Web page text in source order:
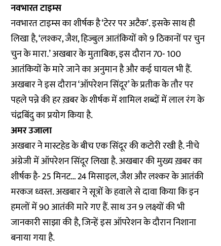
नवभारत टाइम्स
नवभारत टाइम्स का शीर्षक है ‘टेरर पर अटैक’. इसके साथ ही
लिखा है, ‘लश्कर, जैश, हिज्बुल आतंकियों को 9 ठिकानों पर चुन
चुन के मारा.’ अखबार के मुताबिक, इस दौरान 70- 100
आतंकियों के मारे जाने का अनुमान है और कई घायल भी हैं.
अखबार ने इस दौरान ‘ऑपरेशन सिंदूर’ के प्रतीक के तौर पर
पहले पन्ने की हर ख़बर के शीर्षक में शामिल शब्दों में लाल रंग के
चंद्रबिंदु का प्रयोग किया है.
अमर उजाला
अखबार ने मास्टहेड के बीच एक सिंदूर की कटोरी रखी है. नीचे
अंग्रेजी में ऑपरेशन सिंदूर लिखा है. अखबार की मुख्य ख़बर का
शीर्षक है- 25 मिनट… 24 मिसाइल, जैश और लश्कर के आतंकी
मरकज ध्वस्त. अखबार ने सूत्रों के हवाले से दावा किया कि इन
हमलों में 90 आतंकी मारे गए हैं. साथ उन 9 लक्ष्यों की भी
जानकारी साझा की है, जिन्हें इस ऑपरेशन के दौरान निशाना
बनाया गया है.